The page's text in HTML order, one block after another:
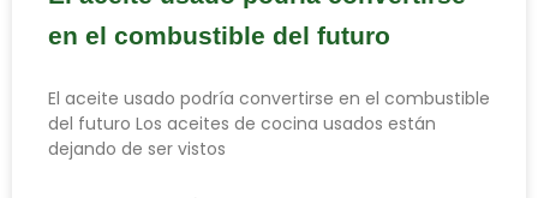
en el combustible del futuro
El aceite usado podría convertirse en el combustible
del futuro Los aceites de cocina usados están
dejando de ser vistos